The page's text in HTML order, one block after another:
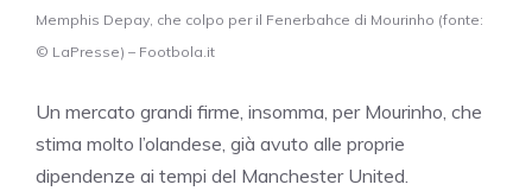
Memphis Depay, che colpo per il Fenerbahce di Mourinho (fonte:
© LaPresse) – Footbola.it
Un mercato grandi firme, insomma, per Mourinho, che
stima molto l’olandese, già avuto alle proprie
dipendenze ai tempi del Manchester United.